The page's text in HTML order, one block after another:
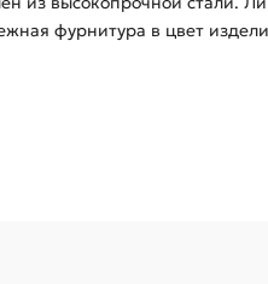
фурнитура в цвет